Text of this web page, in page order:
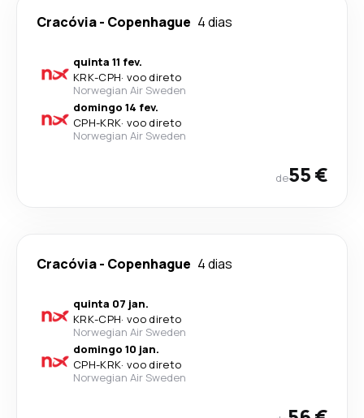
Cracóvia- Copenhague 4 dias
quinta 11 fev.
KRK-CPH· voo direto
Norwegian Air Sweden
domingo 14 fev.
CPH-KRK· voo direto
Norwegian Air Sweden
de55 €
Cracóvia- Copenhague 4 dias
quinta 07 jan.
KRK-CPH· voo direto
Norwegian Air Sweden
domingo 10 jan.
CPH-KRK· voo direto
Norwegian Air Sweden